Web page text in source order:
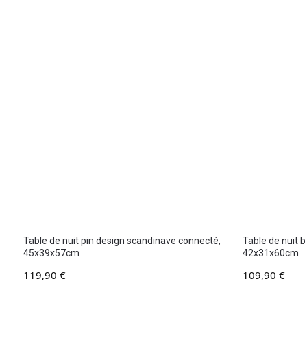
Table de nuit pin design scandinave connecté,
45x39x57cm
119,90 €
Table de nuit
42x31x60cm
109,90 €